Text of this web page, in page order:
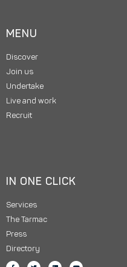
MENU
Discover
Join us
Undertake
Live and work
Recruit
IN ONE CLICK
Services
The Tarmac
Press
Directory